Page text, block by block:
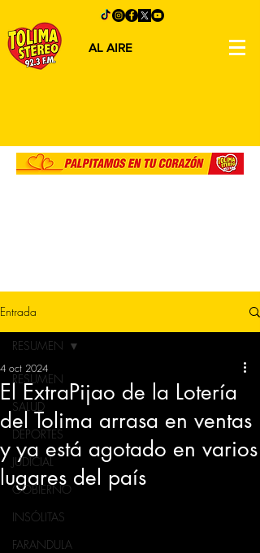
AL AIRE
Entrada
RESUMEN
SALUD
DEPORTES
JUDICIAL
GOBIERNO
INSÓLITAS
FARANDULA
RESUMEN
El ExtraPijao de la Lotería
del Tolima arrasa en ventas
y ya está agotado en varios
lugares del país
4 oct 2024